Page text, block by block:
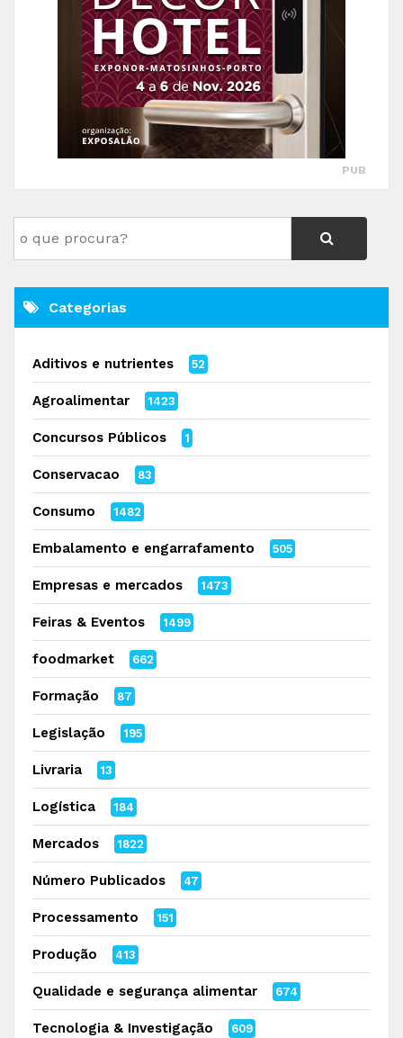
PUB
Categorias
Aditivos e nutrientes 52
Agroalimentar 1423
Concursos Públicos 1
Conservacao 83
Consumo 1482
Embalamento e engarrafamento 505
Empresas e mercados 1473
Feiras & Eventos 1499
foodmarket 662
Formação 87
Legislação 195
Livraria 13
Logística 184
Mercados 1822
Número Publicados 47
Processamento 151
Produção 413
Qualidade e segurança alimentar 674
Tecnologia & Investigação 609